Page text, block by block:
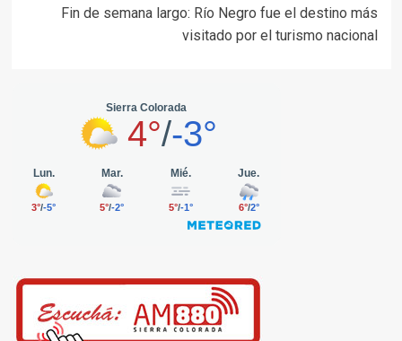
Fin de semana largo: Río Negro fue el destino más
visitado por el turismo nacional